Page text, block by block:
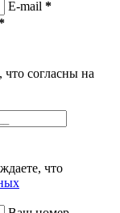
E-mail *
согласны на
что